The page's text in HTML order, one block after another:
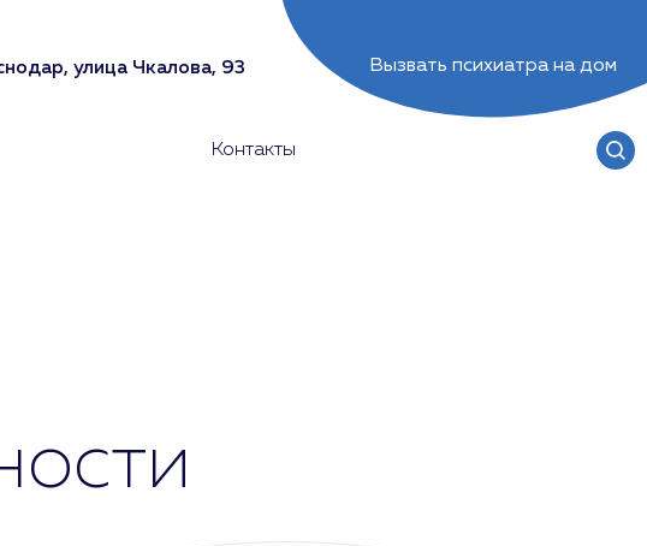
улица Чкалова, 93 Вызвать психиатра на дом
Контакты